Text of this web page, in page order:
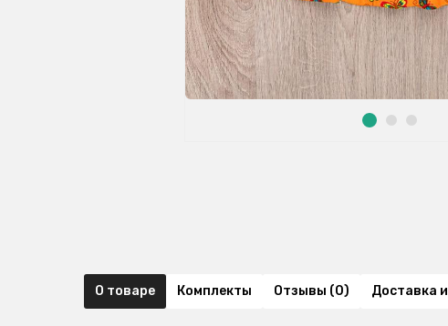
О товаре Комплекты Отзывы (0) Доставка